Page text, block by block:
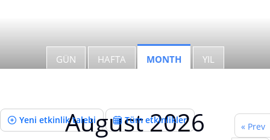
GÜN HAFTA MONTH YIL
Tüm etkinlikler
Yeni etkinlik talebiAugust 2026 « Prev